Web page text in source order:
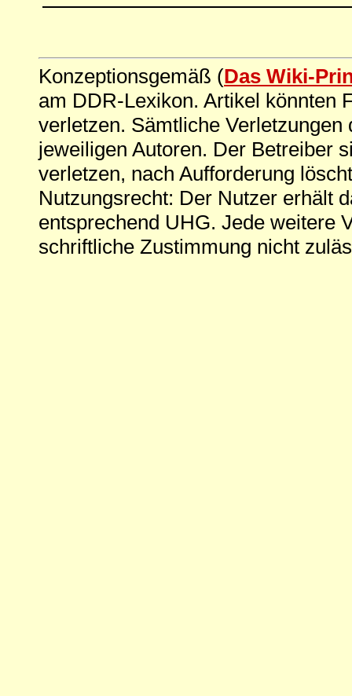
Konzeptionsgemäß (Das Wiki-
am DDR-Lexikon. Artikel könnten
verletzen. Sämtliche
jeweiligen Autoren. Der Betreiber
verletzen, nach Aufforderung
Nutzungsrecht: Der Nutzer erhält
entsprechend UHG. Jede weitere
schriftliche Zustimmung nicht